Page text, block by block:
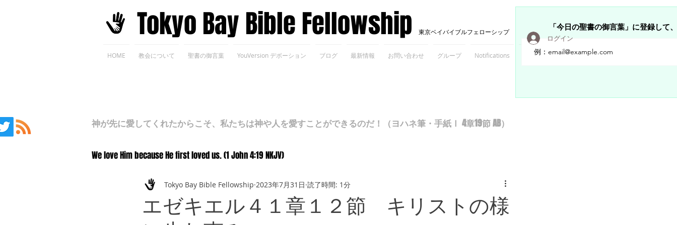
​Tokyo Bay Bible Fellowship 東京ベイバイブルフェローシップ
HOME 教会について 聖書の御言葉 YouVersion デボーション ブログ 最新情報 お問い合わせ グループ Notifications Members
「今日の聖書の御言葉」に登録して
ログイン
神が先に愛してくれたからこそ、私たちは神や人を愛すことができるのだ！（ヨハネ筆・手紙Ⅰ 4章19節 AB）
We love Him because He first loved us. (1 John 4:19 NKJV)
エゼキエル４１章１２節 キリストの様
Tokyo Bay Bible Fellowship 2023年7月31日 読了時間: 1分